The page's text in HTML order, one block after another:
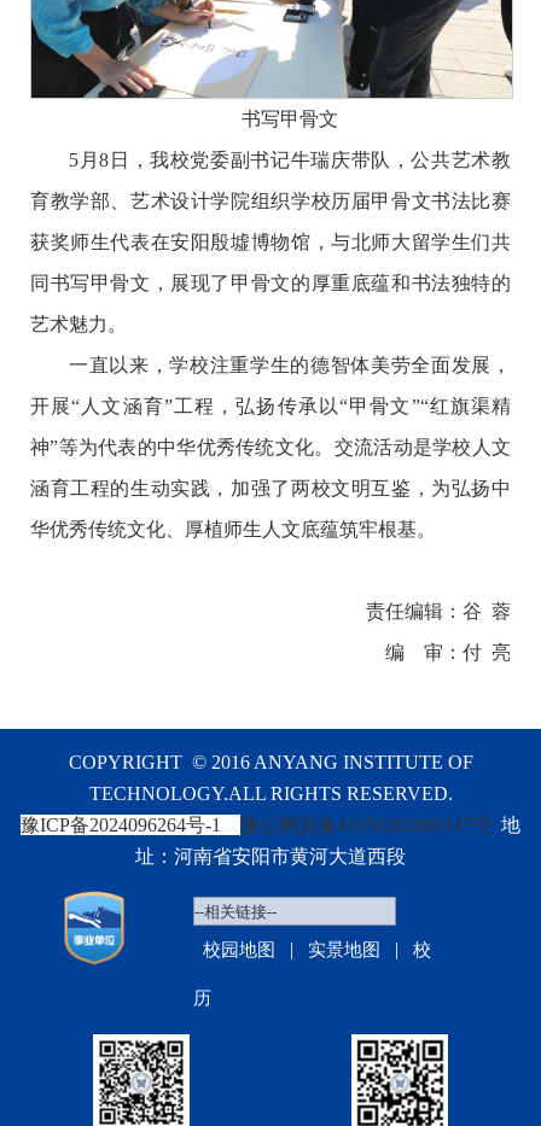
书写甲骨文
5月8日，我校党委副书记牛瑞庆带队，公共艺术教
育教学部、艺术设计学院组织学校历届甲骨文书法比赛
获奖师生代表在安阳殷墟博物馆，与北师大留学生们共
同书写甲骨文，展现了甲骨文的厚重底蕴和书法独特的
艺术魅力。
一直以来，学校注重学生的德智体美劳全面发展，
开展“人文涵育”工程，弘扬传承以“甲骨文”“红旗渠精
神”等为代表的中华优秀传统文化。交流活动是学校人文
涵育工程的生动实践，加强了两校文明互鉴，为弘扬中
华优秀传统文化、厚植师生人文底蕴筑牢根基。
责任编辑：谷 蓉
编 审：付 亮
COPYRIGHT © 2016 ANYANG INSTITUTE OF
TECHNOLOGY.ALL RIGHTS RESERVED.
豫ICP备2024096264号-1
豫公网安备41050202000147号 地
址：河南省安阳市黄河大道西段
校园地图 实景地图 校
历